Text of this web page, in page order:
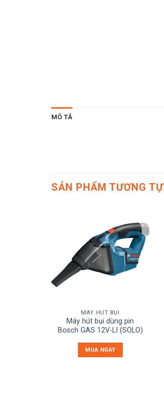
MÔ TẢ
SẢN PHẨM TƯƠNG TỰ
MÁY HÚT BỤI
Máy hút bụi dùng pin
Bosch GAS 12V-LI (SOLO)
MUA NGAY